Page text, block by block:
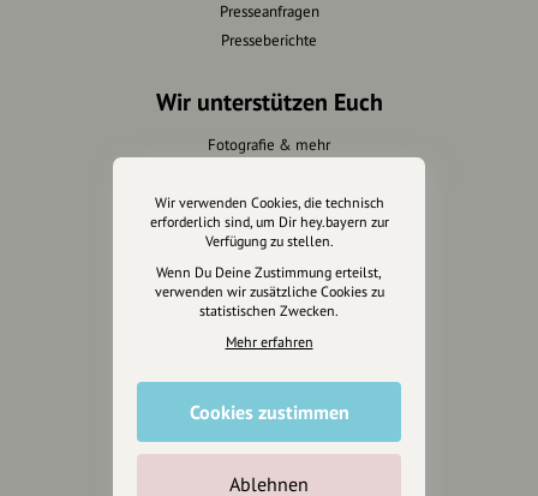
Presseanfragen
Presseberichte
Wir unterstützen Euch
Fotografie & mehr
Design & Branding
Anakin Design
Unterstütze
unsere Plattform
hey.bayern ist ein Projekt von
uns für unsere Region und
Wir verwenden Cookies, die technisch
erforderlich sind, um Dir hey.bayern zur
Verfügung zu stellen.
Wenn Du Deine Zustimmung erteilst,
verwenden wir zusätzliche Cookies zu
statistischen Zwecken.
Mehr erfahren
Cookies zustimmen
Ablehnen